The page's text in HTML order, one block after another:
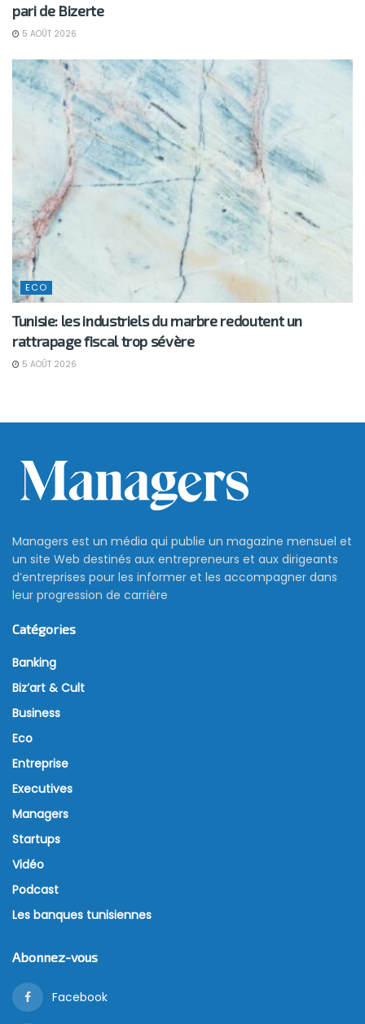
pari de Bizerte
5 AOÛT 2026
ECO
Tunisie: les industriels du marbre redoutent un
rattrapage fiscal trop sévère
5 AOÛT 2026
Managers est un média qui publie un magazine mensuel et
un site Web destinés aux entrepreneurs et aux dirigeants
d’entreprises pour les informer et les accompagner dans
leur progression de carrière
Catégories
Banking
Biz’art & Cult
Business
Eco
Entreprise
Executives
Managers
Startups
Vidéo
Podcast
Les banques tunisiennes
Abonnez-vous
Facebook